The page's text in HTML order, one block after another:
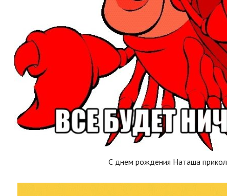
С днем рождения Наташа прикол